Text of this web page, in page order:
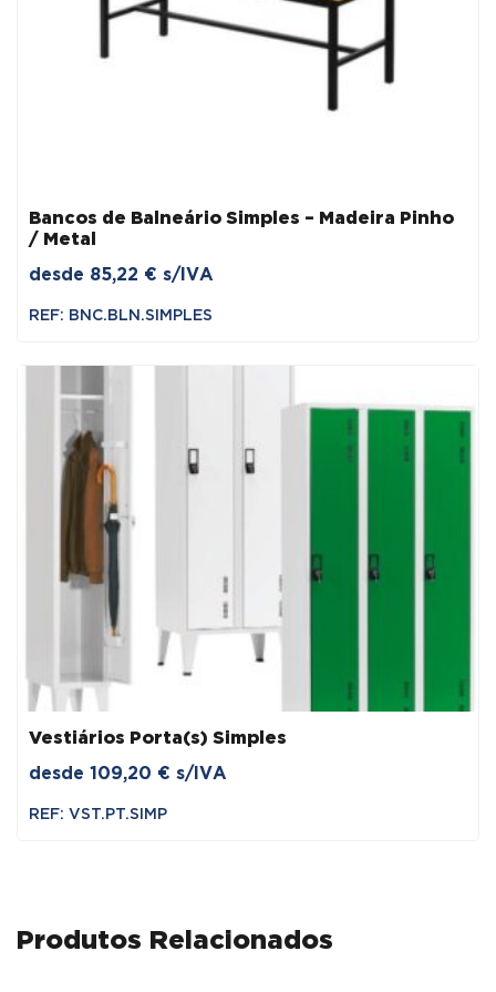
Bancos de Balneário Simples – Madeira Pinho
/ Metal
desde 85,22 € s/IVA
REF: BNC.BLN.SIMPLES
Vestiários Porta(s) Simples
desde 109,20 € s/IVA
REF: VST.PT.SIMP
Produtos Relacionados